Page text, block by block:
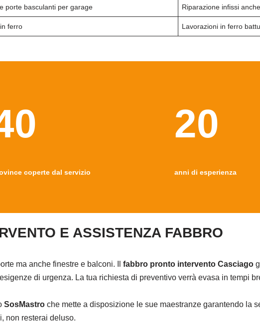
porte basculanti per garage Riparazione infissi
ferro Lavorazioni in ferro
coperte dal servizio
20
anni di esperienza
E ASSISTENZA FABBRO
ma anche finestre e balconi. Il fabbro pronto intervento Casciago
di urgenza. La tua richiesta di preventivo verrà evasa in tempi
SosMastro che mette a disposizione le sue maestranze garantendo la
non resterai deluso.